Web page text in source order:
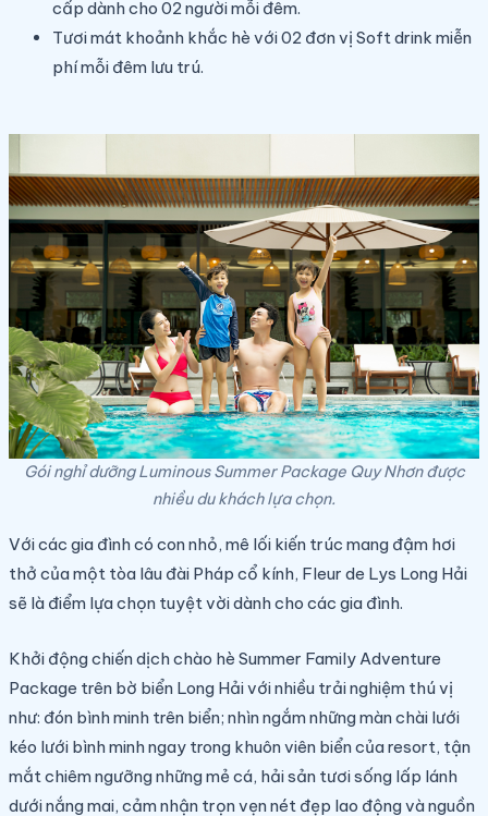
cấp dành cho 02 người mỗi đêm.
Tươi mát khoảnh khắc hè với 02 đơn vị Soft drink miễn
phí mỗi đêm lưu trú.
Gói nghỉ dưỡng Luminous Summer Package Quy Nhơn được
nhiều du khách lựa chọn.
Với các gia đình có con nhỏ, mê lối kiến trúc mang đậm hơi
thở của một tòa lâu đài Pháp cổ kính, Fleur de Lys Long Hải
sẽ là điểm lựa chọn tuyệt vời dành cho các gia đình.
Khởi động chiến dịch chào hè Summer Family Adventure
Package trên bờ biển Long Hải với nhiều trải nghiệm thú vị
như: đón bình minh trên biển; nhìn ngắm những màn chài lưới
kéo lưới bình minh ngay trong khuôn viên biển của resort, tận
mắt chiêm ngưỡng những mẻ cá, hải sản tươi sống lấp lánh
dưới nắng mai, cảm nhận trọn vẹn nét đẹp lao động và nguồn